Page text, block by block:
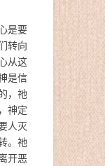
是要
转向
从这
是信
，祂
神定
人灭
。祂
开恶